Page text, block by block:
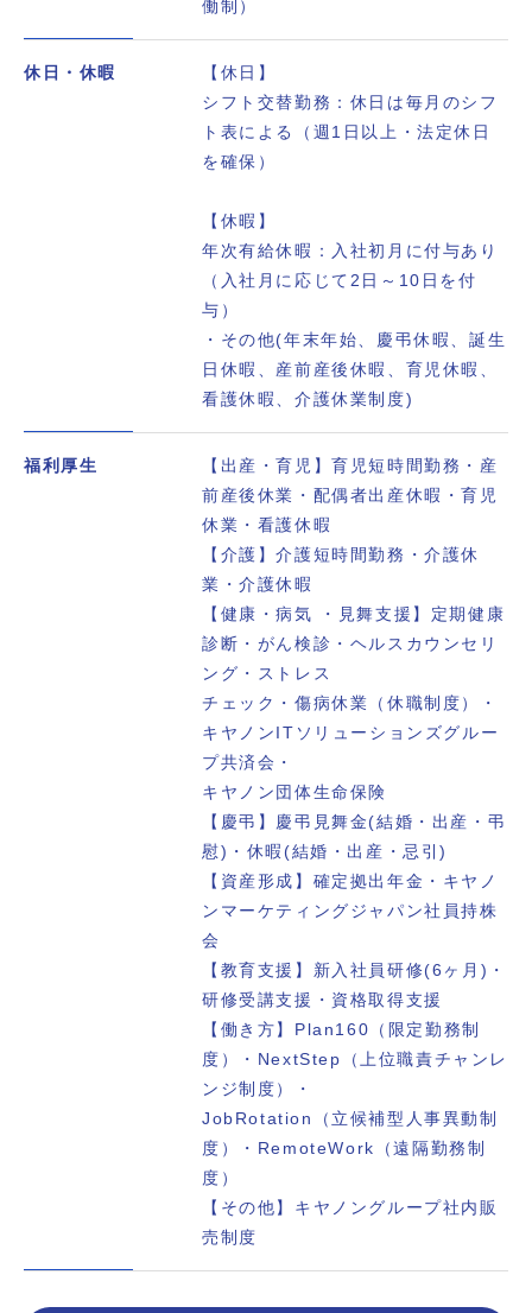
働制）
休日・休暇
【休日】
シフト交替勤務：休日は毎月のシフ
ト表による（週1日以上・法定休日
を確保）
【休暇】
年次有給休暇：入社初月に付与あり
（入社月に応じて2日～10日を付
与）
・その他(年末年始、慶弔休暇、誕生
日休暇、産前産後休暇、育児休暇、
看護休暇、介護休業制度)
福利厚生
【出産・育児】育児短時間勤務・産
前産後休業・配偶者出産休暇・育児
休業・看護休暇
【介護】介護短時間勤務・介護休
業・介護休暇
【健康・病気 ・見舞支援】定期健康
診断・がん検診・ヘルスカウンセリ
ング・ストレス
チェック・傷病休業（休職制度）・
キヤノンITソリューションズグルー
プ共済会・
キヤノン団体生命保険
【慶弔】慶弔見舞金(結婚・出産・弔
慰)・休暇(結婚・出産・忌引)
【資産形成】確定拠出年金・キヤノ
ンマーケティングジャパン社員持株
会
【教育支援】新入社員研修(6ヶ月)・
研修受講支援・資格取得支援
【働き方】Plan160（限定勤務制
度）・NextStep（上位職責チャンレ
ンジ制度）・
JobRotation（立候補型人事異動制
度）・RemoteWork（遠隔勤務制
度）
【その他】キヤノングループ社内販
売制度